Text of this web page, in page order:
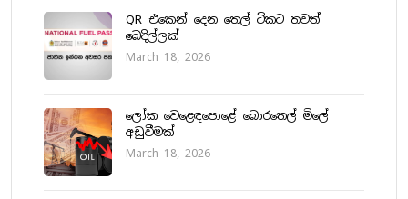
QR එකෙන් දෙන තෙල් ටිකට තවත්
බෙදිල්ලක්
March 18, 2026
ලෝක වෙළෙඳපොළේ බොරතෙල් මිලේ
අඩුවීමක්
March 18, 2026